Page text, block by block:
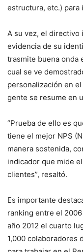
estructura, etc.) para
A su vez, el directivo
evidencia de su
trasmite buena onda
cual se ve
personalización en
gente se resume en
“Prueba de ello es
tiene el mejor NPS
manera sostenida,
indicador que mide
clientes”, resaltó.
Es importante
ranking entre el
año 2012 el cuarto
1,000 colaboradores